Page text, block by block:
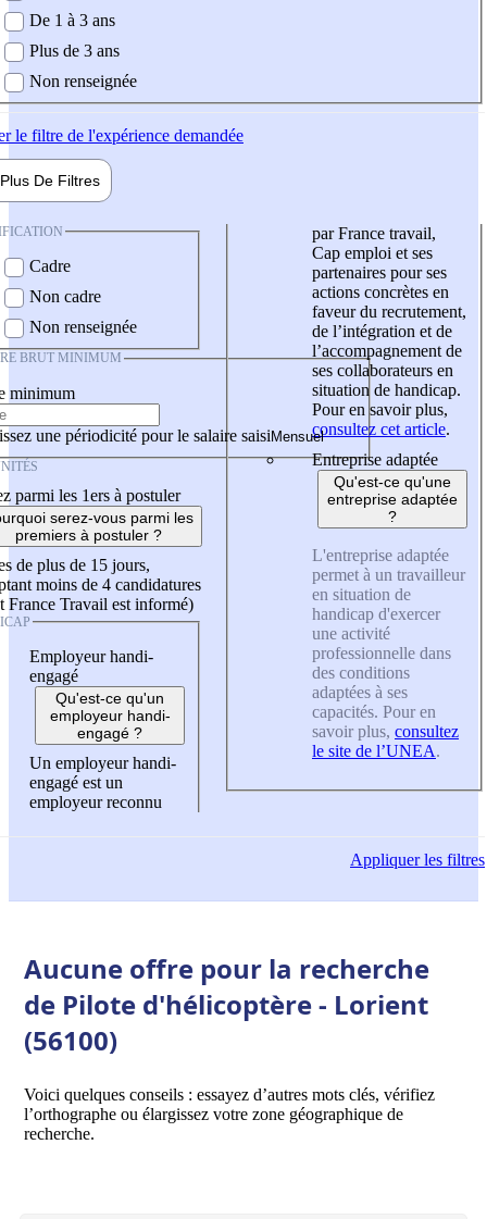
De 1 à 3 ans
Plus de 3 ans
Non renseignée
le filtre de l'expérience demandée
Plus De Filtres
Cadre
Non cadre
Non renseignée
BRUT MINIMUM
minimum
une périodicité pour le salaire saisi
parmi les 1ers à postuler
serez-vous parmi les
premiers à postuler ?
de plus de 15 jours,
moins de 4 candidatures
France Travail est informé)
Employeur handi-
engagé
Qu'est-ce qu'un
employeur handi-
engagé ?
Un employeur handi-
engagé est un
employeur reconnu
par France travail,
Cap emploi et ses
partenaires pour ses
actions concrètes en
faveur du recrutement,
de l’intégration et de
l’accompagnement de
ses collaborateurs en
situation de handicap.
Pour en savoir plus,
consultez cet article.
Entreprise adaptée
Qu'est-ce qu'une
entreprise adaptée
?
L'entreprise adaptée
permet à un travailleur
en situation de
handicap d'exercer
une activité
professionnelle dans
des conditions
adaptées à ses
capacités. Pour en
savoir plus, consultez
le site de l’UNEA.
Appliquerles filtres
Aucune offre pour la recherche
de Pilote d'hélicoptère - Lorient
(56100)
Voici quelques conseils : essayez d’autres mots clés, vérifiez
l’orthographe ou élargissez votre zone géographique de
recherche.